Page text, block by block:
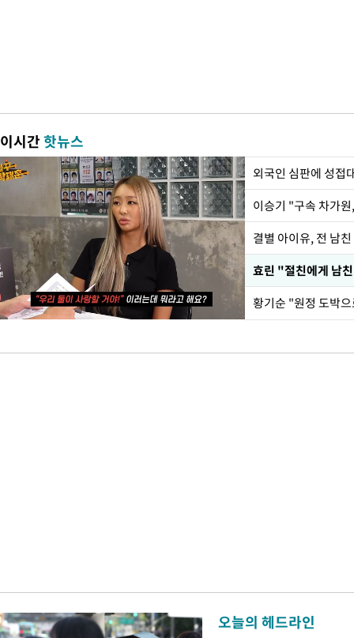
이시간핫뉴스
외국인 심판에 성
이승기 "구속 차가
결별 아이유, 전 남
효린 "절친에게 남
황기순 "원정 도박
오늘의 헤드라인